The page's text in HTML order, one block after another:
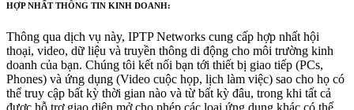
HỢP NHẤT THÔNG TIN KINH DOANH:
Thông qua dịch vụ này, IPTP Networks cung cấp hợp nhất hội
thoại, video, dữ liệu và truyền thông di động cho môi trường kinh
doanh của bạn. Chúng tôi kết nối bạn tới thiết bị giao tiếp (PCs,
Phones) và ứng dụng (Video cuộc họp, lịch làm việc) sao cho họ có
thể truy cập bất kỳ thời gian nào và từ bất kỳ đâu, trong khi tất cả
được hỗ trợ giao diện mở cho phép các loại ứng dụng khác có thể